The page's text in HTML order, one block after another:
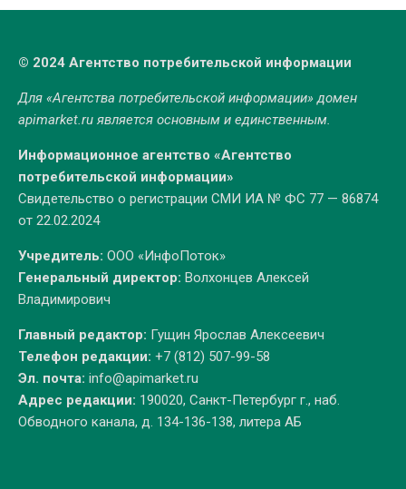
© 2024 Агентство потребительской информации
Для «Агентства потребительской информации» домен
apimarket.ruявляется основным и единственным.
Информационное агентство «Агентство
потребительской информации»
Свидетельство о регистрации СМИ ИА № ФС 77 — 86874
от 22.02.2024
Учредитель: ООО «ИнфоПоток»
Генеральный директор: Волхонцев Алексей
Владимирович
Главный редактор: Гущин Ярослав Алексеевич
Телефон редакции: +7 (812) 507-99-58
Эл. почта: info@apimarket.ru
Адрес редакции: 190020, Санкт-Петербург г., наб.
Обводного канала, д. 134-136-138, литера АБ